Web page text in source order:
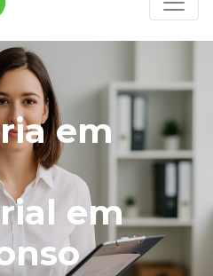
em
em